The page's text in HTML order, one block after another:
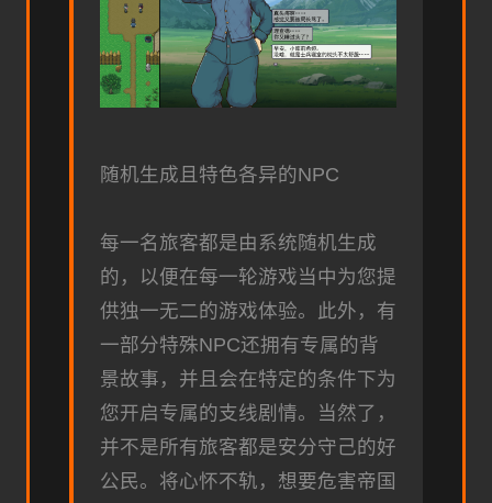
随机生成且特色各异的NPC
每一名旅客都是由系统随机生成
的，以便在每一轮游戏当中为您提
供独一无二的游戏体验。此外，有
一部分特殊NPC还拥有专属的背
景故事，并且会在特定的条件下为
您开启专属的支线剧情。当然了，
并不是所有旅客都是安分守己的好
公民。将心怀不轨，想要危害帝国